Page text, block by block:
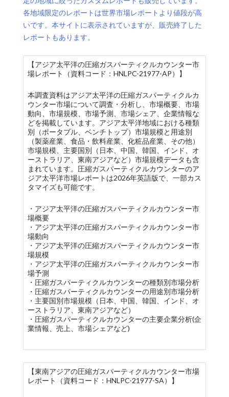
各地域限定のレポートは世界市場レポートより値段が高
いです。本サイトに表示されていますが、販売終了した
レポートもあります。
【アジア太平洋の圧縮ガスパーティクルカウンター市
場レポート（資料コード：HNLPC-21977-AP）】
本調査資料はアジア太平洋の圧縮ガスパーティクルカ
ウンター市場について調査・分析し、市場概要、市場
動向、市場規模、市場予測、市場シェア、企業情報な
どを掲載しています。アジア太平洋地域における種類
別（ポータブル、ベンチトップ）市場規模と用途別
（製薬産業、食品・飲料産業、化粧品産業、その他）
市場規模、主要国別（日本、中国、韓国、インド、オ
ーストラリア、東南アジアなど）市場規模データも含
まれています。圧縮ガスパーティクルカウンターのア
ジア太平洋市場レポートは2026年英語版で、一部カス
タマイズも可能です。
・アジア太平洋の圧縮ガスパーティクルカウンター市
場概要
・アジア太平洋の圧縮ガスパーティクルカウンター市
場動向
・アジア太平洋の圧縮ガスパーティクルカウンター市
場規模
・アジア太平洋の圧縮ガスパーティクルカウンター市
場予測
・圧縮ガスパーティクルカウンターの種類別市場分析
・圧縮ガスパーティクルカウンターの用途別市場分析
・主要国別市場規模（日本、中国、韓国、インド、オ
ーストラリア、東南アジアなど）
・圧縮ガスパーティクルカウンターの主要企業分析(企
業情報、売上、市場シェアなど)
【東南アジアの圧縮ガスパーティクルカウンター市場
レポート（資料コード：HNLPC-21977-SA）】